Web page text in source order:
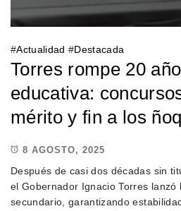
#Actualidad #Destacada
Torres rompe 20
educativa:
mérito y fin a los
8 AGOSTO, 2025
Después de casi dos décadas sin
el Gobernador Ignacio Torres
secundario, garantizando